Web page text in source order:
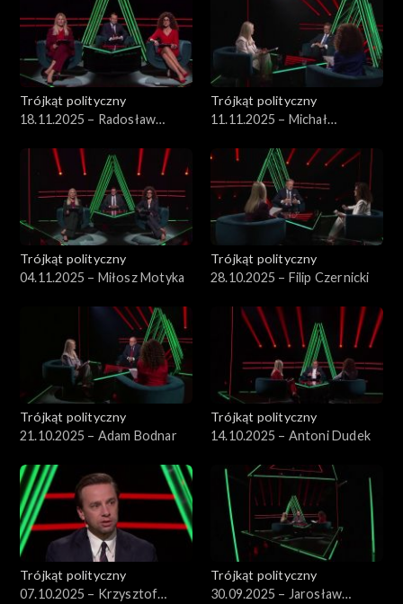
Trójkąt polityczny
18.11.2025 – Radosław
Trójkąt polityczny
11.11.2025 – Michał
Trójkąt polityczny
04.11.2025 – Miłosz Motyka
Trójkąt polityczny
28.10.2025 – Filip Czernicki
Trójkąt polityczny
21.10.2025 – Adam Bodnar
Trójkąt polityczny
14.10.2025 – Antoni Dudek
Trójkąt polityczny
07.10.2025 – Krzysztof
Trójkąt polityczny
30.09.2025 – Jarosław